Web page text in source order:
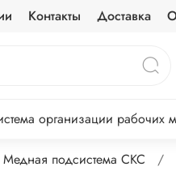
Контакты Доставка
организации рабочих
Медная подсистема СКС